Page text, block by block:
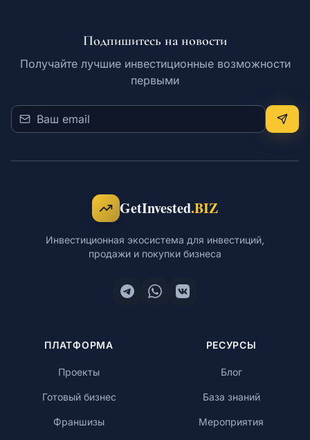
Подпишитесь на новости
Получайте лучшие инвестиционные возможности
первыми
GetInvested.BIZ
Инвестиционная экосистема для инвестиций,
продажи и покупки бизнеса
ПЛАТФОРМА
Проекты
Готовый бизнес
Франшизы
РЕСУРСЫ
Блог
База знаний
Мероприятия